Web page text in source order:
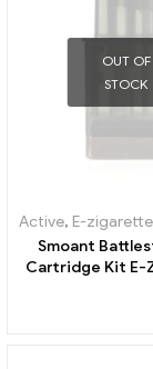
OUT OF
STOCK
Active, E-
Smoant
Cartridge Kit E-